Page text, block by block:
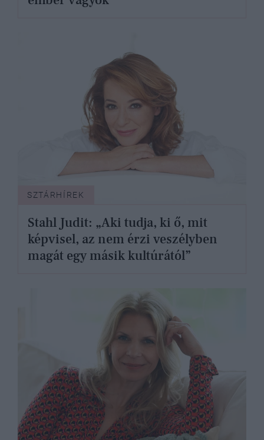
SZTÁRHÍREK
Stahl Judit: „Aki tudja, ki ő, mit
képvisel, az nem érzi veszélyben
magát egy másik kultúrától”